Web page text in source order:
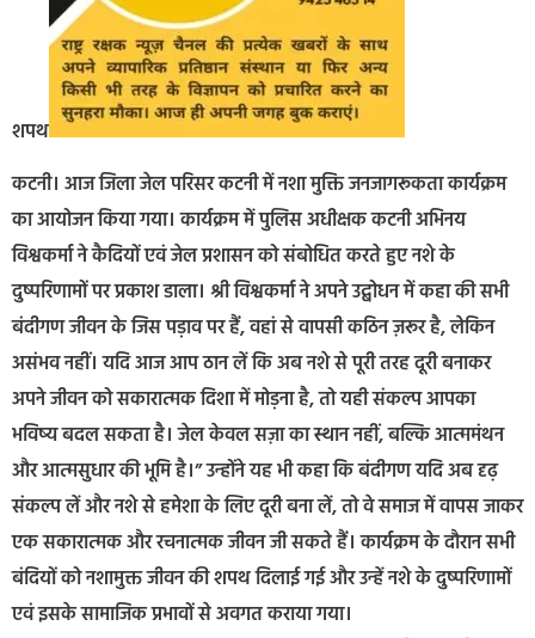
शपथ
कटनी। आज जिला जेल परिसर कटनी में नशा मुक्ति जनजागरूकता कार्यक्रम
का आयोजन किया गया। कार्यक्रम में पुलिस अधीक्षक कटनी अभिनय
विश्वकर्मा ने कैदियों एवं जेल प्रशासन को संबोधित करते हुए नशे के
दुष्परिणामों पर प्रकाश डाला। श्री विश्वकर्मा ने अपने उद्बोधन में कहा की सभी
बंदीगण जीवन के जिस पड़ाव पर हैं, वहां से वापसी कठिन ज़रूर है, लेकिन
असंभव नहीं। यदि आज आप ठान लें कि अब नशे से पूरी तरह दूरी बनाकर
अपने जीवन को सकारात्मक दिशा में मोड़ना है, तो यही संकल्प आपका
भविष्य बदल सकता है। जेल केवल सज़ा का स्थान नहीं, बल्कि आत्ममंथन
और आत्मसुधार की भूमि है।” उन्होंने यह भी कहा कि बंदीगण यदि अब दृढ़
संकल्प लें और नशे से हमेशा के लिए दूरी बना लें, तो वे समाज में वापस जाकर
एक सकारात्मक और रचनात्मक जीवन जी सकते हैं। कार्यक्रम के दौरान सभी
बंदियों को नशामुक्त जीवन की शपथ दिलाई गई और उन्हें नशे के दुष्परिणामों
एवं इसके सामाजिक प्रभावों से अवगत कराया गया।